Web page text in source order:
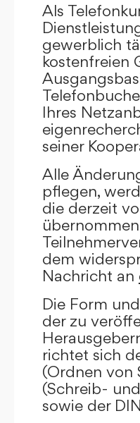
Als
gewerblich
kostenfreien
Ihres
seiner
Alle
pflegen,
die derzeit
dem
Nachricht an
Die Form
der zu
richtet sich
(Ordnen von
(Schreib-
sowie der